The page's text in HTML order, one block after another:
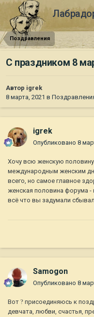
Поздравления
С праздником 8
Автор igrek
8 марта, 2021 в
igrek
Опубликовано 8
Хочу всю женскую
международным женским
всего, но самое главное
женская половина форума
всё что вы задумали
Samogon
Опубликовано 8
Вот ? присоединяюсь к
девчата, любви, счастья,